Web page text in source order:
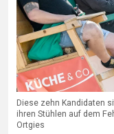
Diese zehn Kandidaten
ihren Stühlen auf dem
Ortgies